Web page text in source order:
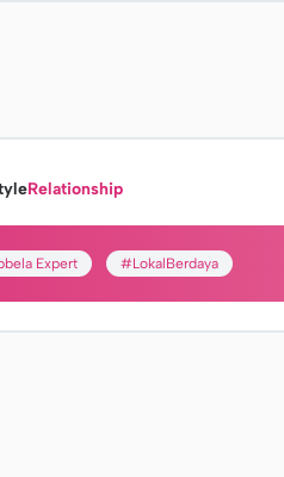
Relationship
Expert #LokalBerdaya